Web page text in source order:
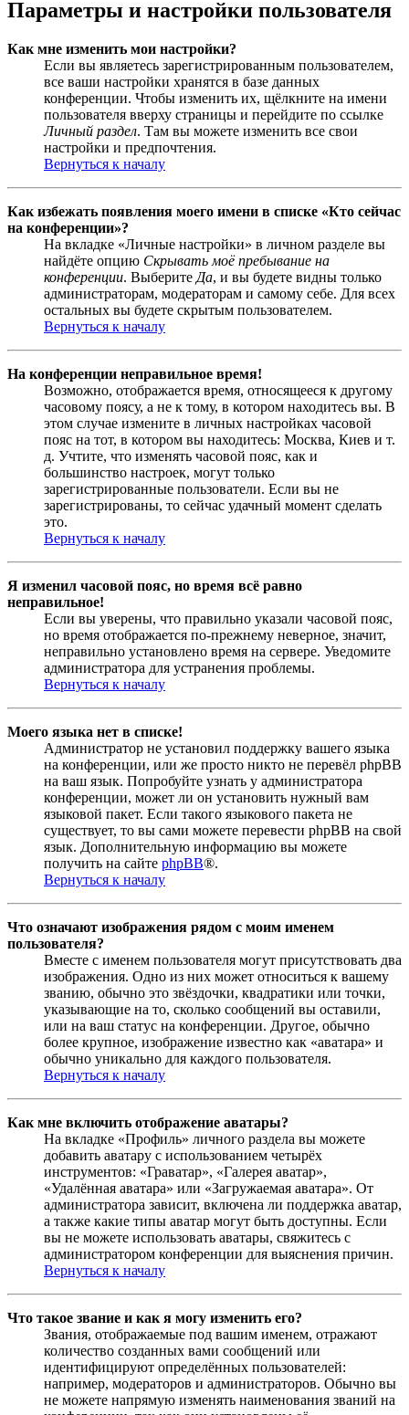
Параметры и настройки пользователя
Как мне изменить мои настройки?
Если вы являетесь зарегистрированным пользователем,
все ваши настройки хранятся в базе данных
конференции. Чтобы изменить их, щёлкните на имени
пользователя вверху страницы и перейдите по ссылке
Личный раздел. Там вы можете изменить все свои
настройки и предпочтения.
Вернуться к началу
Как избежать появления моего имени в списке «Кто сейчас
на конференции»?
На вкладке «Личные настройки» в личном разделе вы
найдёте опцию Скрывать моё пребывание на
конференции. Выберите Да, и вы будете видны только
администраторам, модераторам и самому себе. Для всех
остальных вы будете скрытым пользователем.
Вернуться к началу
На конференции неправильное время!
Возможно, отображается время, относящееся к другому
часовому поясу, а не к тому, в котором находитесь вы. В
этом случае измените в личных настройках часовой
пояс на тот, в котором вы находитесь: Москва, Киев и т.
д. Учтите, что изменять часовой пояс, как и
большинство настроек, могут только
зарегистрированные пользователи. Если вы не
зарегистрированы, то сейчас удачный момент сделать
это.
Вернуться к началу
Я изменил часовой пояс, но время всё равно
неправильное!
Если вы уверены, что правильно указали часовой пояс,
но время отображается по-прежнему неверное, значит,
неправильно установлено время на сервере. Уведомите
администратора для устранения проблемы.
Вернуться к началу
Моего языка нет в списке!
Администратор не установил поддержку вашего языка
на конференции, или же просто никто не перевёл phpBB
на ваш язык. Попробуйте узнать у администратора
конференции, может ли он установить нужный вам
языковой пакет. Если такого языкового пакета не
существует, то вы сами можете перевести phpBB на свой
язык. Дополнительную информацию вы можете
получить на сайте phpBB®.
Вернуться к началу
Что означают изображения рядом с моим именем
пользователя?
Вместе с именем пользователя могут присутствовать два
изображения. Одно из них может относиться к вашему
званию, обычно это звёздочки, квадратики или точки,
указывающие на то, сколько сообщений вы оставили,
или на ваш статус на конференции. Другое, обычно
более крупное, изображение известно как «аватара» и
обычно уникально для каждого пользователя.
Вернуться к началу
Как мне включить отображение аватары?
На вкладке «Профиль» личного раздела вы можете
добавить аватару с использованием четырёх
инструментов: «Граватар», «Галерея аватар»,
«Удалённая аватара» или «Загружаемая аватара». От
администратора зависит, включена ли поддержка аватар,
а также какие типы аватар могут быть доступны. Если
вы не можете использовать аватары, свяжитесь с
администратором конференции для выяснения причин.
Вернуться к началу
Что такое звание и как я могу изменить его?
Звания, отображаемые под вашим именем, отражают
количество созданных вами сообщений или
идентифицируют определённых пользователей:
например, модераторов и администраторов. Обычно вы
не можете напрямую изменять наименования званий на